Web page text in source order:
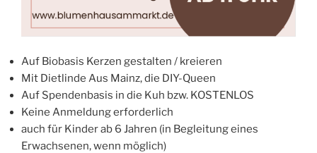
Auf Biobasis Kerzen gestalten / kreieren
Mit Dietlinde Aus Mainz, die DIY-Queen
Auf Spendenbasis in die Kuh bzw. KOSTENLOS
Keine Anmeldung erforderlich
auch für Kinder ab 6 Jahren (in Begleitung eines
Erwachsenen, wenn möglich)